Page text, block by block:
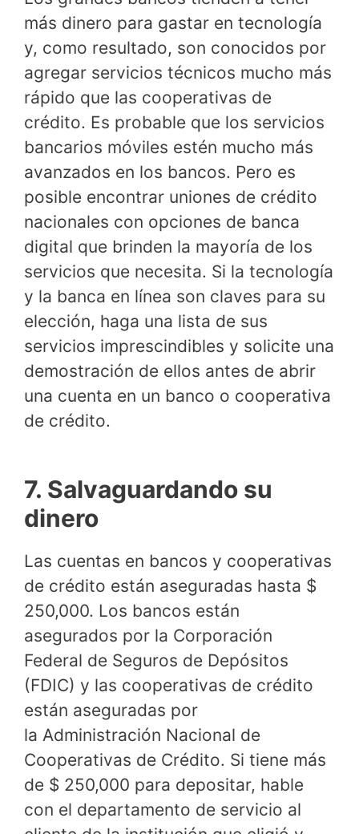
más dinero para gastar en tecnología
y, como resultado, son conocidos por
agregar servicios técnicos mucho más
rápido que las cooperativas de
crédito. Es probable que los servicios
bancarios móviles estén mucho más
avanzados en los bancos. Pero es
posible encontrar uniones de crédito
nacionales con opciones de banca
digital que brinden la mayoría de los
servicios que necesita. Si la tecnología
y la banca en línea son claves para su
elección, haga una lista de sus
servicios imprescindibles y solicite una
demostración de ellos antes de abrir
una cuenta en un banco o cooperativa
de crédito.
7. Salvaguardando su
dinero
Las cuentas en bancos y cooperativas
de crédito están aseguradas hasta $
250,000. Los bancos están
asegurados por la Corporación
Federal de Seguros de Depósitos
(FDIC) y las cooperativas de crédito
están aseguradas por
la Administración Nacional de
Cooperativas de Crédito. Si tiene más
de $ 250,000 para depositar, hable
con el departamento de servicio al